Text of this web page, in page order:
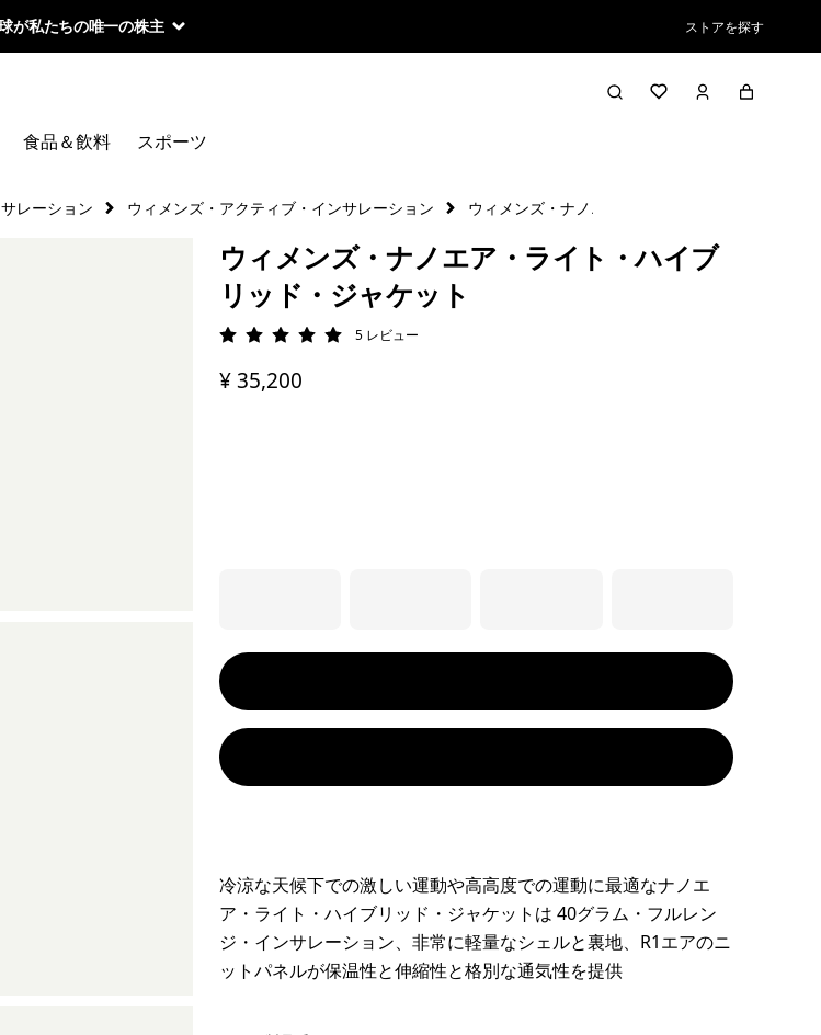
が私たちの唯一の株主 ストアを探す
食品＆飲料 スポーツ
レーション ウィメンズ・アクティブ・インサレーション ウィメンズ・ナノエア・ライト・ハイブリッド・
ウィメンズ・ナノエア・ライト・ハイブ
リッド・ジャケット
評価: 5 / 5 5 レビュー
¥ 35,200
冷涼な天候下での激しい運動や高高度での運動に最適なナノエ
ア・ライト・ハイブリッド・ジャケットは 40グラム・フルレン
ジ・インサレーション、非常に軽量なシェルと裏地、R1エアのニ
ットパネルが保温性と伸縮性と格別な通気性を提供